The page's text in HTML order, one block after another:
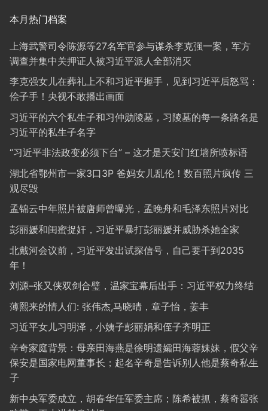
本月热门档案
上海武警司令陈源等27名军官参与谋杀李克强一案，军方
调查并集中关押证人被习近平派人全部消灭
李克强女儿在葬礼上不和习近平握手，见到习近平后怒骂：
侩子手！央视不敢播出画面
习近平的六个私生子和习仲勋陵墓，习陵墓的每一条路名是
习近平的私生子名字
“习近平非法政变必须下台” – 这才是天安门红墙所喷标语
湖北省鄂州市一家3口3P 爸妈女儿乱伦！数百照片疯传 三
观尽毁
孟锦云中年照片被唐师曾曝光，孟晚舟和毛泽东照片对比
彭丽媛和闺蜜捉奸，习近平暴打彭丽媛并威胁杀她全家
北戴河会议前，习近平发出试探信号，自己要干到2035
年！
刘源–张又侠双剑合璧，温家宝幕后出手：习近平权力终结
薄熙来的情人们: 张伟杰,马晓晴，章子怡，姜丰
习近平女儿习明泽，小姨子彭丽娟和侄子齐明正
辛奇家庭背景：母亲田海燕是徐明遗孀田海蓉妹妹，假父辛
保安是国家电网董事长；起名辛奇是告诉别人他是蔡奇私生
子
新中央军委成立，胡春华任军委主席；陈希被抓，蔡奇嚣张